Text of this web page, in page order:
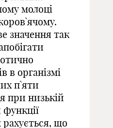
молоці
значення так
в організмі
п`яти
при низькій
функції
що